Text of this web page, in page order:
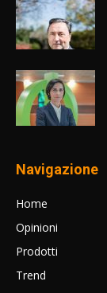
Navigazione
Home
Opinioni
Prodotti
Trend